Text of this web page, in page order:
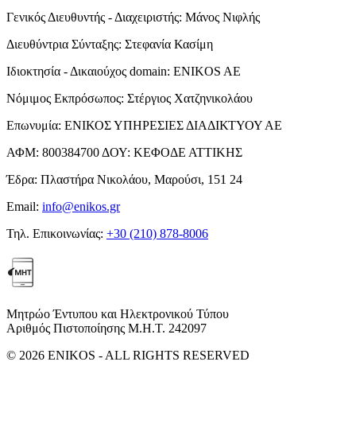
Γενικός Διευθυντής - Διαχειριστής: Μάνος Νιφλής
Διευθύντρια Σύνταξης: Στεφανία Κασίμη
Ιδιοκτησία - Δικαιούχος domain: ENIKOS AE
Νόμιμος Εκπρόσωπος: Στέργιος Χατζηνικολάου
Επωνυμία: ΕΝΙΚΟΣ ΥΠΗΡΕΣΙΕΣ ΔΙΑΔΙΚΤΥΟΥ ΑΕ
ΑΦΜ: 800384700 ΔΟΥ: ΚΕΦΟΔΕ ΑΤΤΙΚΗΣ
Έδρα: Πλαστήρα Νικολάου, Μαρούσι, 151 24
Email: info@enikos.gr
Τηλ. Επικοινωνίας: +30 (210) 878-8006
Μητρώο Έντυπου και Ηλεκτρονικού Τύπου
Αριθμός Πιστοποίησης Μ.Η.Τ. 242097
© 2026 ENIKOS - ALL RIGHTS RESERVED